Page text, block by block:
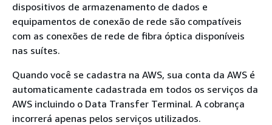
dispositivos de armazenamento de dados e
equipamentos de conexão de rede são compatíveis
com as conexões de rede de fibra óptica disponíveis
nas suítes.
Quando você se cadastra na AWS, sua conta da AWS é
automaticamente cadastrada em todos os serviços da
AWS incluindo o Data Transfer Terminal. A cobrança
incorrerá apenas pelos serviços utilizados.